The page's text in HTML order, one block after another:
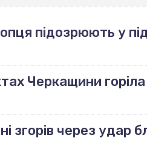
підозрюють у
Черкащини
згорів через удар